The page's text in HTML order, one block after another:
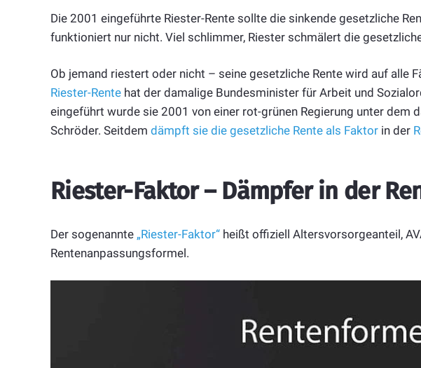
Die 2001 eingeführte Riester-Rente sollte die sinkende gesetzliche
funktioniert nur nicht. Viel schlimmer, Riester schmälert die
Ob jemand riestert oder nicht – seine gesetzliche Rente wird auf alle
Riester-Rente hat der damalige Bundesminister für Arbeit und
eingeführt wurde sie 2001 von einer rot-grünen Regierung unter dem
Schröder. Seitdem dämpft sie die gesetzliche Rente als Faktor in der
Riester-Faktor – Dämpfer in der
Der sogenannte „Riester-Faktor“ heißt offiziell Altersvorsorgeanteil,
Rentenanpassungsformel.